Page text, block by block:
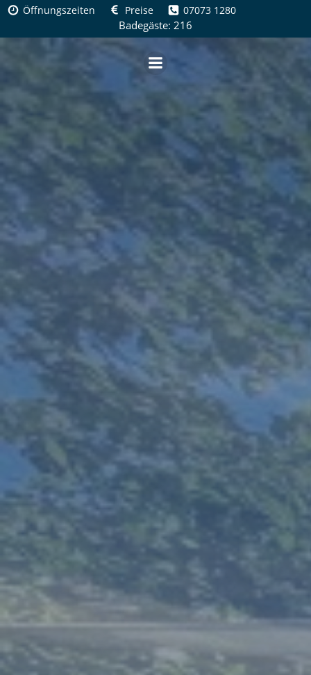
Zum
Inhalt
springen
Öffnungszeiten Preise 07073 1280
Badegäste: 216